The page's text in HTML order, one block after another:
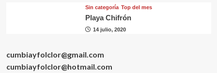
Sin categorí­a Top del mes
Playa Chifrón
14 julio, 2020
cumbiayfolclor@gmail.com
cumbiayfolclor@hotmail.com